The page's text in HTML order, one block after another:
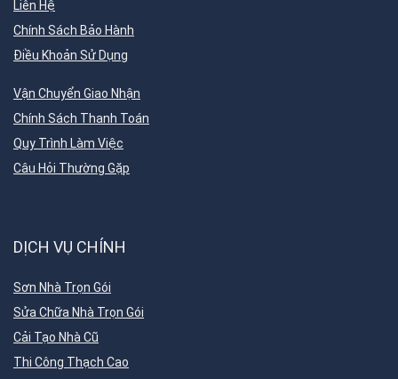
Liên Hệ
Chính Sách Bảo Hành
Điều Khoản Sử Dụng
Vận Chuyển Giao Nhận
Chính Sách Thanh Toán
Quy Trình Làm Việc
Câu Hỏi Thường Gặp
DỊCH VỤ CHÍNH
Sơn Nhà Trọn Gói
Sửa Chữa Nhà Trọn Gói
Cải Tạo Nhà Cũ
Thi Công Thạch Cao